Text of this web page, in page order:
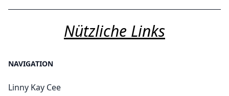
Nützliche Links
NAVIGATION
Linny Kay Cee